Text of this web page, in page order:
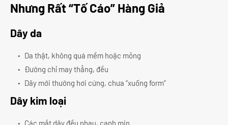
Nhưng Rất “Tố Cáo” Hàng Giả
Dây da
Da thật, không quá mềm hoặc mỏng
Đường chỉ may thẳng, đều
Dây mới thường hơi cứng, chưa “xuống form”
Dây kim loại
Các mắt dây đều nhau, cạnh mịn